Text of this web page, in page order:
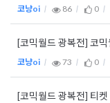
코냥oi 86 0
[코믹월드 광복전] 코
코냥oi 73 0
[코믹월드 광복전] 티